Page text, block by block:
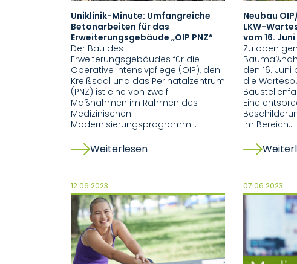
Uniklinik-Minute: Umfangreiche
Betonarbeiten für das
Erweiterungsgebäude „OIP PNZ“
Der Bau des
Erweiterungsgebäudes für die
Operative Intensivpflege (OIP), den
Kreißsaal und das Perinatalzentrum
(PNZ) ist eine von zwölf
Maßnahmen im Rahmen des
Medizinischen
Modernisierungsprogramm…
Weiterlesen
Neubau
LKW-
vom 16.
Zu oben
den 16. Juni
die
Eine
im Bereich…
12.06.2023 07.06.2023